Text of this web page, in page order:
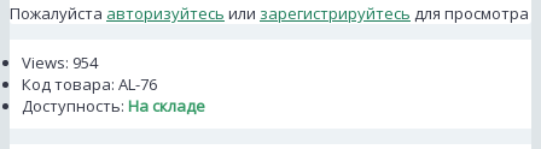
Пожалуйста авторизуйтесь или зарегистрируйтесь для просмотра
Views: 954
Код товара: AL-76
Доступность: На складе